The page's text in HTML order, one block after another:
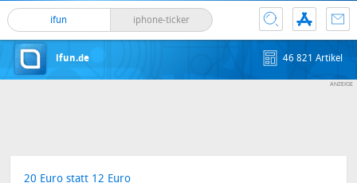
ifun iphone-ticker
ifun.de 46 821 Artikel
20 Euro statt 12 Euro